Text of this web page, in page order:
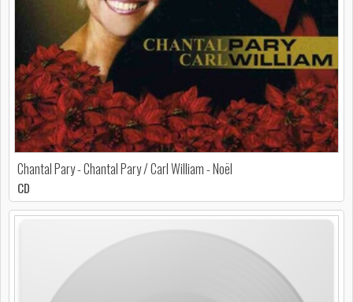
Chantal Pary - Chantal Pary / Carl William - Noël
CD